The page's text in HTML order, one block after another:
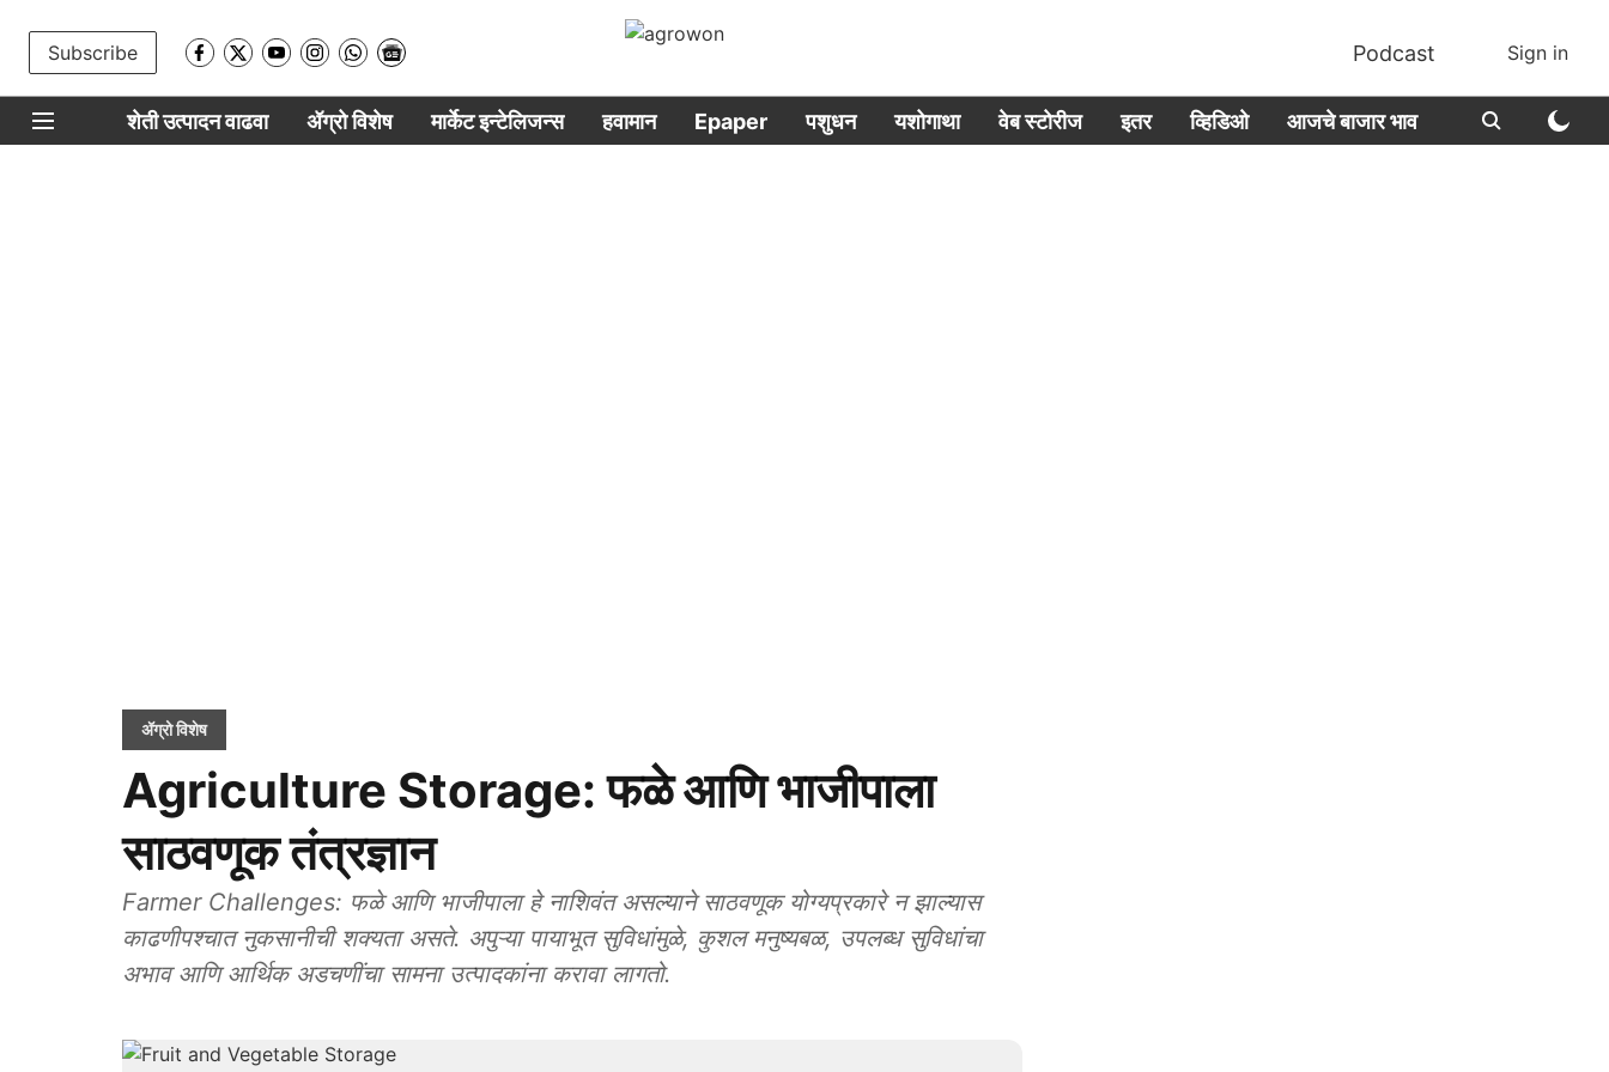
Subscribe Podcast Sign in
शेती उत्पादन वाढवा ॲग्रो विशेष मार्केट इन्टेलिजन्स हवामान Epaper पशुधन यशोगाथा वेब स्टोरीज इतर व्हिडिओ आजचे बाजार भाव
ॲग्रो विशेष
Agriculture Storage: फळे आणि भाजीपाला
साठवणूक तंत्रज्ञान
Farmer Challenges: फळे आणि भाजीपाला हे नाशिवंत असल्याने साठवणूक योग्यप्रकारे न झाल्यास
काढणीपश्चात नुकसानीची शक्यता असते. अपुऱ्या पायाभूत सुविधांमुळे, कुशल मनुष्यबळ, उपलब्ध सुविधांचा
अभाव आणि आर्थिक अडचणींचा सामना उत्पादकांना करावा लागतो.